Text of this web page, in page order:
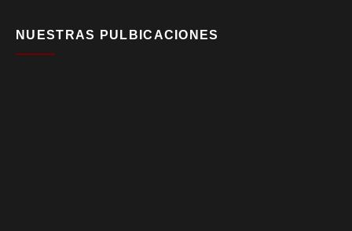
NUESTRAS PULBICACIONES